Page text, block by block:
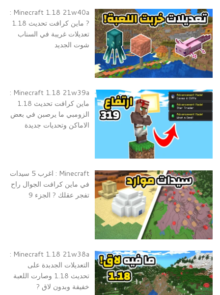
Minecraft 1.18 21w40a :
? ماين كرافت تحديث 1.18
تعديلات غريبة في السناب
شوت الجديد
Minecraft 1.18 21w39a :
ماين كرافت تحديث 1.18
الزومبي ما يرصبن في بعض
الاماكن وتحديات جديدة
Minecraft : اغرب 5 سيدات
في ماين كرافت الجوال راح
تفجر عقلك ? الجزء 9
Minecraft 1.18 21w38a :
التعديلات الجدبدة على
تحديث 1.18 وصارت اللعبة
خفيفة وبدون لاق ?